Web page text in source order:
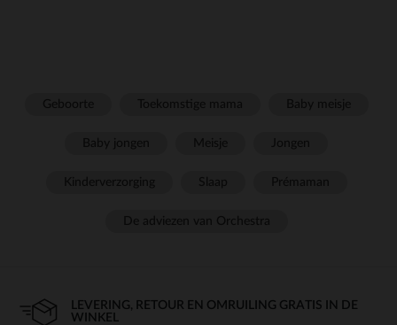
LEVERING, RETOUR EN OMRUILING GRATIS IN DE
WINKEL